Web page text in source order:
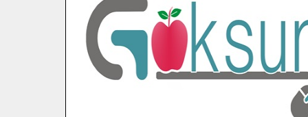
İlçe Jandarma Komutanı Karakaya’dan
Bertiz’in Yeni Köprüsünde Sona Doğru.